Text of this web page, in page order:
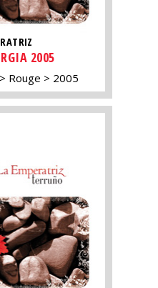
2005
Rouge 2005